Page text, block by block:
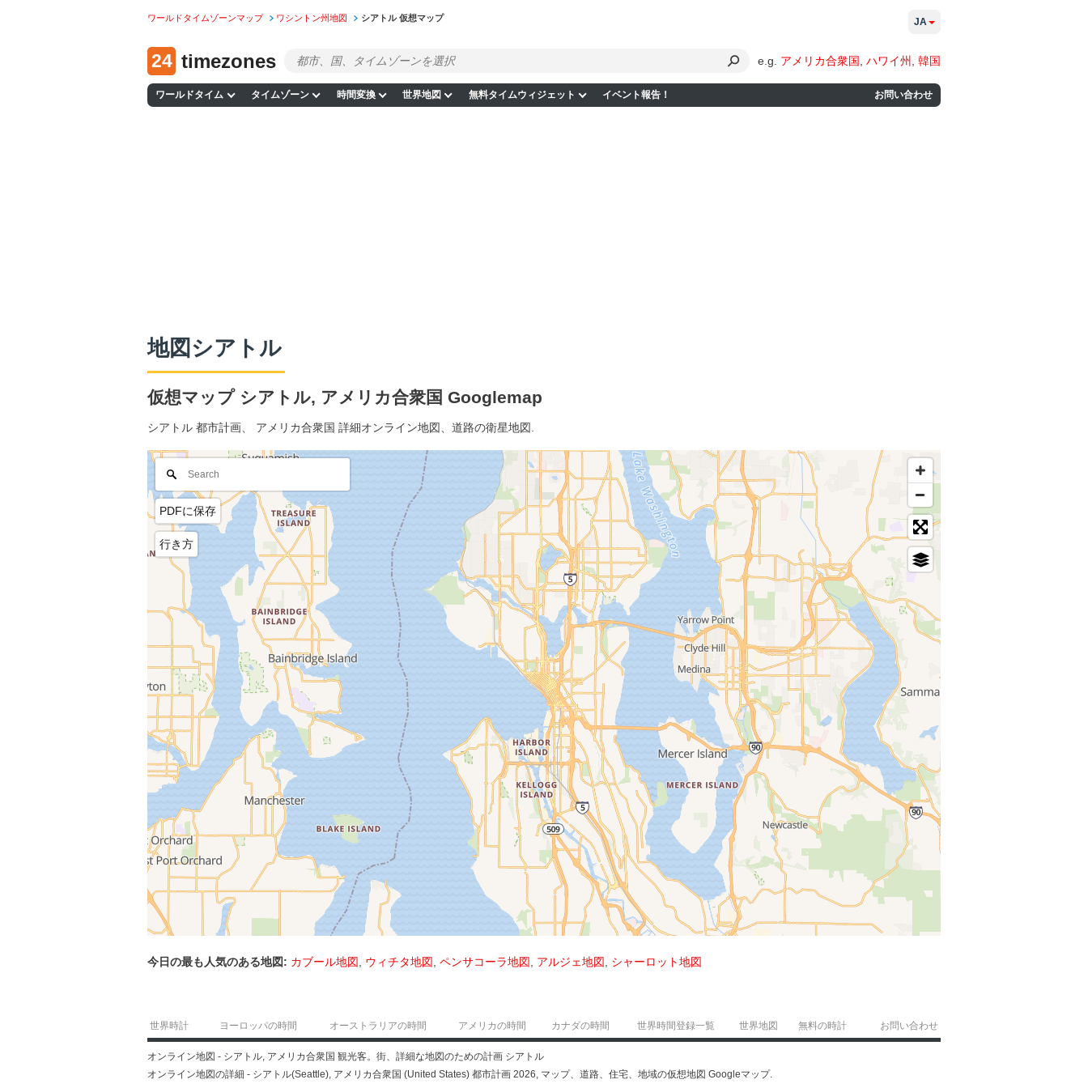
ワールドタイムゾーンマップ ワシントン州地図 シアトル 仮想マップ
24 timezones e.g. アメリカ合衆国 ハワイ州 韓国
ワールドタイム タイムゾーン 時間変換 世界地図 無料タイムウィジェット イベント報告！ お問い合わせ
JA
地図シアトル
仮想マップ シアトル, アメリカ合衆国 Googlemap
シアトル 都市計画、 アメリカ合衆国 詳細オンライン地図、道路の衛星地図.
PDFに保存
行き方
今日の最も人気のある地図: カブール地図 ウィチタ地図 ペンサコーラ地図 アルジェ地図 シャーロット地図
世界時計 ヨーロッパの時間 オーストラリアの時間 アメリカの時間 カナダの時間 世界時間登録一覧 世界地図 無料の時計 お問い合わせ
オンライン地図 - シアトル, アメリカ合衆国 観光客。街、詳細な地図のための計画 シアトル
オンライン地図の詳細 - シアトル(Seattle), アメリカ合衆国 (United States) 都市計画 2026, マップ、道路、住宅、地域の仮想地図 Googleマップ.